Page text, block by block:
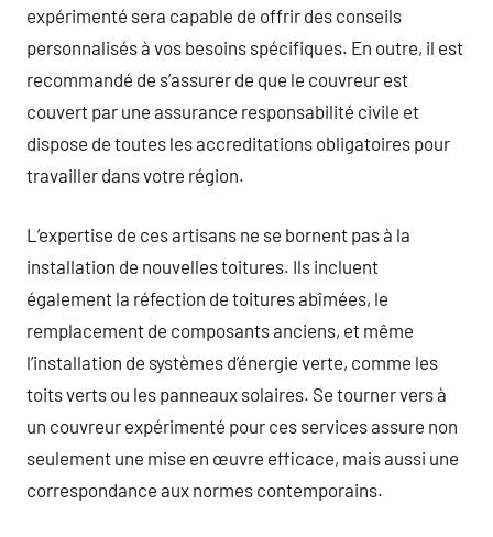
expérimenté sera capable de offrir des conseils
personnalisés à vos besoins spécifiques. En outre, il est
recommandé de s’assurer de que le couvreur est
couvert par une assurance responsabilité civile et
dispose de toutes les accreditations obligatoires pour
travailler dans votre région.
L’expertise de ces artisans ne se bornent pas à la
installation de nouvelles toitures. Ils incluent
également la réfection de toitures abîmées, le
remplacement de composants anciens, et même
l’installation de systèmes d’énergie verte, comme les
toits verts ou les panneaux solaires. Se tourner vers à
un couvreur expérimenté pour ces services assure non
seulement une mise en œuvre efficace, mais aussi une
correspondance aux normes contemporains.